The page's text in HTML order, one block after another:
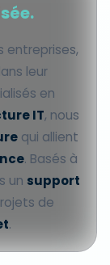
entreprises,
leur
en
IT, nous
qui allient
. Basés à
un support
de
.